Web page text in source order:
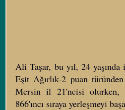
Ali Taşar, bu yıl, 24
Eşit Ağırlık-2 puan
Mersin il 21'ncisi olurken,
866'ıncı sıraya yerleşmeyi